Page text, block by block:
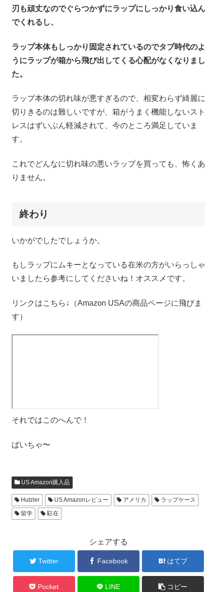
刃も頑丈なのでぐらつかずにラップにしっかり食い込ん
でくれるし、
ラップ本体もしっかり固定されているのでタブ時代のよ
うにラップが箱から飛び出してくる心配がなくなりまし
た。
ラップ本体の切れ味が悪すぎるので、相変わらず綺麗に
切りきるのは難しいですが、箱がうまく機能しないスト
レスはずいぶん軽減されて、今のところ満足していま
す。
これでどんなに切れ味の悪いラップを買っても、怖くあ
りません。
終わり
いかがでしたでしょうか。
もしラップにムキーとなっている在米の方がいらっしゃ
いましたら参考にしてくださいね！オススメです。
リンクはこちら↓（Amazon USAの商品ページに飛びま
す）
それではこのへんで！
ばいちゃ〜
US Amazon購入品
Hutzler US Amazonレビュー アメリカ
ラップケース
留学
駐在
シェアする
Twitter Facebook はてブ
Pocket LINE コピー